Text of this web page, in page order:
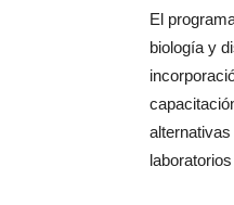
El
biología y